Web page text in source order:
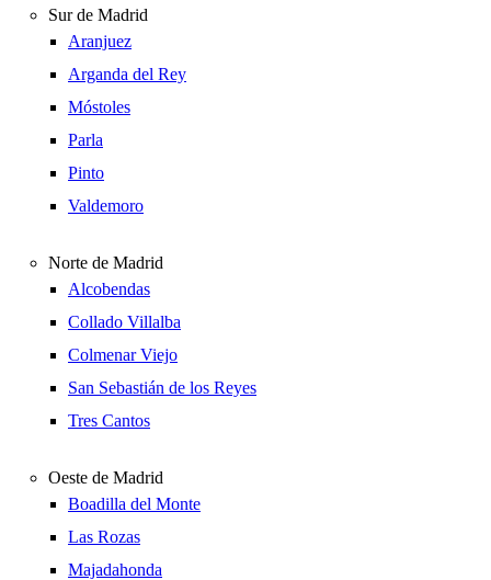
Sur de Madrid
Aranjuez
Arganda del Rey
Móstoles
Parla
Pinto
Valdemoro
Norte de Madrid
Alcobendas
Collado Villalba
Colmenar Viejo
San Sebastián de los Reyes
Tres Cantos
Oeste de Madrid
Boadilla del Monte
Las Rozas
Majadahonda